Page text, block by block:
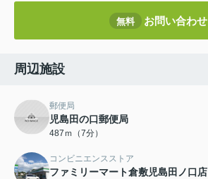
無料 お問い合わせ
周辺施設
郵便局
児島田の口郵便局
487ｍ（7分）
コンビニエンスストア
ファミリーマート倉敷児島田ノ口店